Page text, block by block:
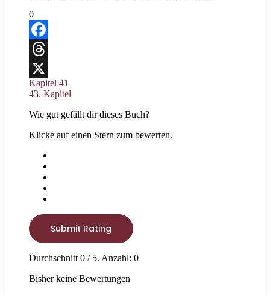
0
Facebook
Threads
X
Kapitel 41
43. Kapitel
Wie gut gefällt dir dieses Buch?
Klicke auf einen Stern zum bewerten.
Submit Rating
Durchschnitt 0 / 5. Anzahl: 0
Bisher keine Bewertungen